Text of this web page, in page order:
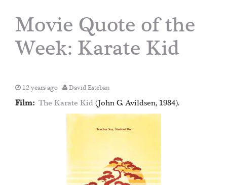
Movie Quote of the
Week: Karate Kid
12 years ago David Esteban
Film: The Karate Kid(John G. Avildsen, 1984).